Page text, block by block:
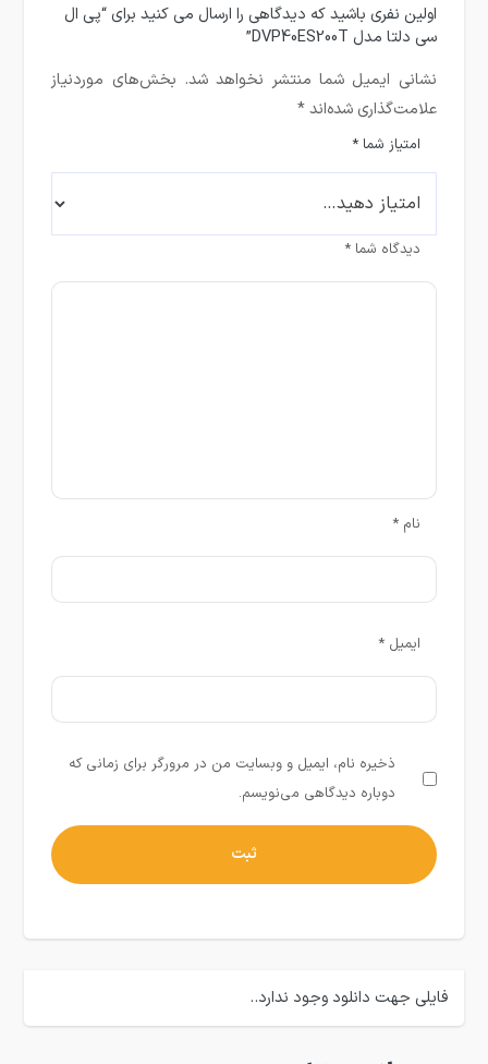
اولین نفری باشید که دیدگاهی را ارسال می کنید برای “پی ال
سی دلتا مدل DVP40ES200T”
نشانی ایمیل شما منتشر نخواهد شد. بخش‌های موردنیاز
علامت‌گذاری شده‌اند*
امتیاز شما*
دیدگاه شما*
نام*
ایمیل*
ذخیره نام، ایمیل و وبسایت من در مرورگر برای زمانی که
دوباره دیدگاهی می‌نویسم.
فایلی جهت دانلود وجود ندارد..